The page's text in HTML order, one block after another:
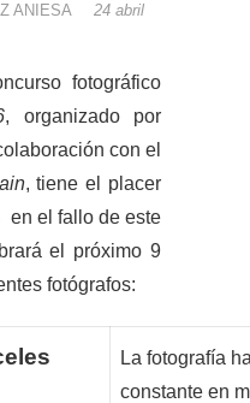
ANIESA
24 abril
fotográfico
, organizado por
con el
, tiene el placer
en el fallo de este
el próximo 9
fotógrafos:
La fotografía ha sido una
constante en